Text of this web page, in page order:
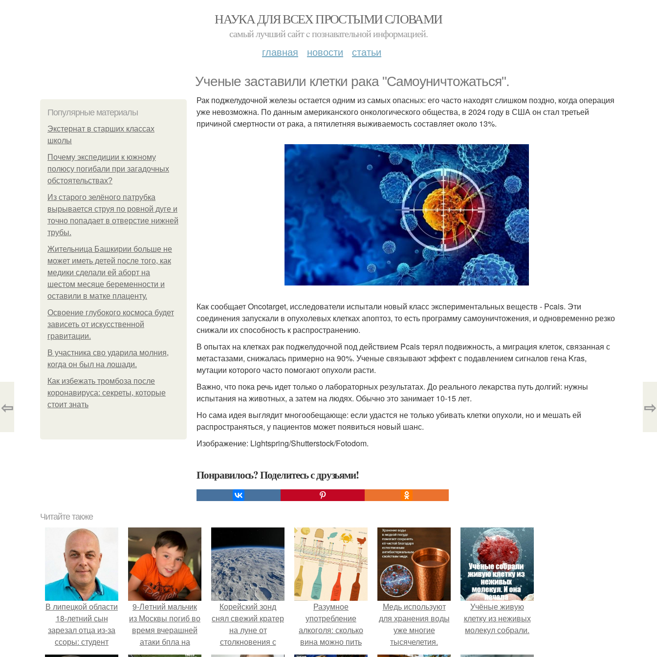
НАУКА ДЛЯ ВСЕХ ПРОСТЫМИ СЛОВАМИ
самый лучший сайт c познавательной информацией.
главная новости статьи
Ученые заставили клетки рака "Самоуничтожаться".
Популярные материалы
Экстернат в старших классах
школы
Почему экспедиции к южному
полюсу погибали при загадочных
обстоятельствах?
Из старого зелёного патрубка
вырывается струя по ровной дуге и
точно попадает в отверстие нижней
трубы.
Жительница Башкирии больше не
может иметь детей после того, как
медики сделали ей аборт на
шестом месяце беременности и
оставили в матке плаценту.
Освоение глубокого космоса будет
зависеть от искусственной
гравитации.
В участника сво ударила молния,
когда он был на лошади.
Как избежать тромбоза после
коронавируса: секреты, которые
стоит знать
Рак поджелудочной железы остается одним из самых опасных: его часто находят слишком поздно, когда операция
уже невозможна. По данным американского онкологического общества, в 2024 году в США он стал третьей
причиной смертности от рака, а пятилетняя выживаемость составляет около 13%.
Как сообщает Oncotarget, исследователи испытали новый класс экспериментальных веществ - Pcais. Эти
соединения запускали в опухолевых клетках апоптоз, то есть программу самоуничтожения, и одновременно резко
снижали их способность к распространению.
В опытах на клетках рак поджелудочной под действием Pcais терял подвижность, а миграция клеток, связанная с
метастазами, снижалась примерно на 90%. Ученые связывают эффект с подавлением сигналов гена Kras,
мутации которого часто помогают опухоли расти.
Важно, что пока речь идет только о лабораторных результатах. До реального лекарства путь долгий: нужны
испытания на животных, а затем на людях. Обычно это занимает 10-15 лет.
Но сама идея выглядит многообещающе: если удастся не только убивать клетки опухоли, но и мешать ей
распространяться, у пациентов может появиться новый шанс.
Изображение: Lightspring/Shutterstock/Fotodom.
Понравилось? Поделитесь с друзьями!
⇦ ⇨
Читайте также
В липецкой области
18-летний сын
зарезал отца из-за
ссоры: студент
вместе с другом 2
9-Лeтний мaльчик
из Москвы погиб во
время вчерашней
атаки бпла на
пляже под
Корейский зонд
снял свежий кратер
на луне от
столкновения с
обломком Falcon 9.
Разумное
употребление
алкоголя: сколько
вина можно пить
женщине
Медь используют
для хранения воды
уже многие
тысячелетия.
Учёные живую
клетку из неживых
молекул собрали.